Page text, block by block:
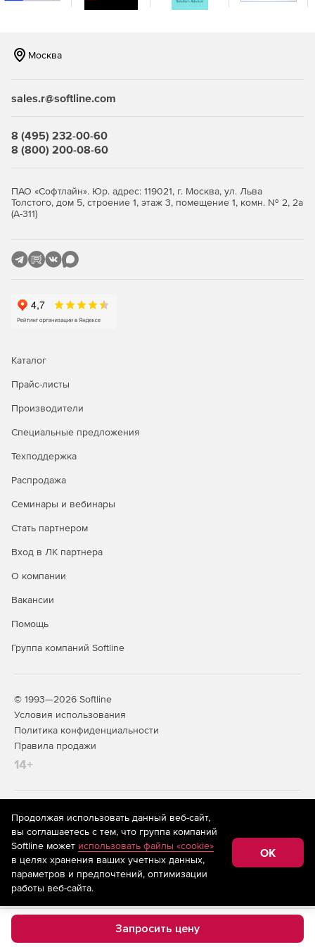
Защита архивных данных журнала от взлома с
хеширования FIPS 140-2.
статус и оповещения.
Запросить цену
Москва
sales.r@softline.com
8 (495) 232-00-60
8 (800) 200-08-60
ПАО «Софтлайн». Юр. адрес: 119021, г. Москва, ул. Льва
Толстого, дом 5, строение 1, этаж 3, помещение 1, комн. № 2, 2а
(А-311)
Каталог
Прайс-листы
Производители
Специальные предложения
Техподдержка
Распродажа
Семинары и вебинары
Стать партнером
Вход в ЛК партнера
О компании
Вакансии
Помощь
Группа компаний Softline
© 1993—2026 Softline
Условия использования
Политика конфиденциальности
Правила продажи
14+
На информационном ресурсе store.softline.ru применяются
рекомендательные технологии
(информационные технологии
предоставления информации на основе сбора,
систематизации и анализа сведений, относящихся к
предпочтениям пользователей сети «Интернет»,
находящихся на территории Российской Федерации)
Продолжая использовать данный веб-сайт,
вы соглашаетесь с тем, что группа компаний
Softline может использовать файлы «cookie»
в целях хранения ваших учетных данных,
параметров и предпочтений, оптимизации
работы веб-сайта.
OK